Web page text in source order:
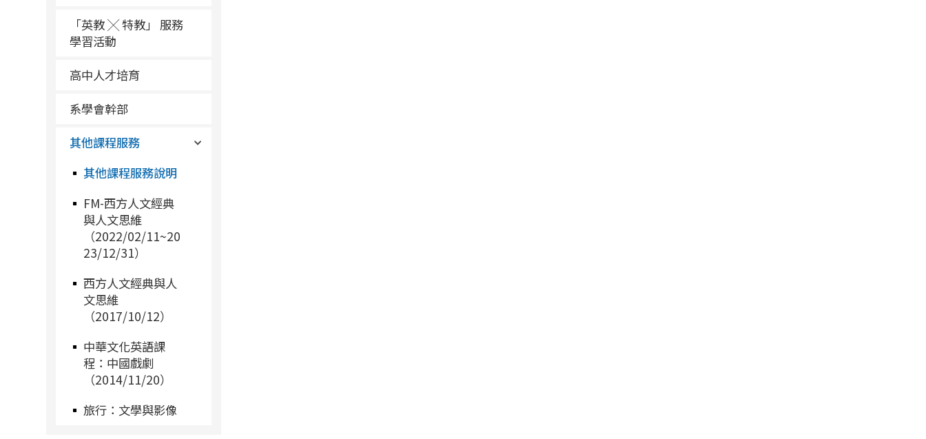
「英教 ╳ 特教」 服務
學習活動
高中人才培育
系學會幹部
其他課程服務
其他課程服務說明
FM-西方人文經典
與人文思維
（2022/02/11~20
23/12/31）
西方人文經典與人
文思維
（2017/10/12）
中華文化英語課
程：中國戲劇
（2014/11/20）
旅行：文學與影像